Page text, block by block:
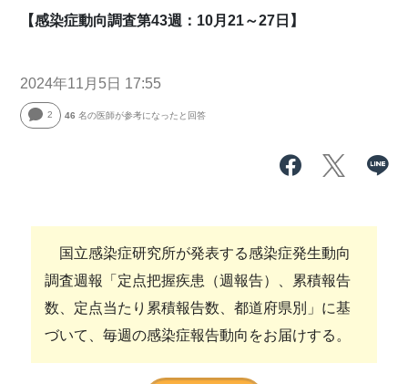
【感染症動向調査第43週：10月21～27日】
2024年11月5日 17:55
2 46 名の医師が参考になったと回答
国立感染症研究所が発表する感染症発生動向
調査週報「定点把握疾患（週報告）、累積報告
数、定点当たり累積報告数、都道府県別」に基
づいて、毎週の感染症報告動向をお届けする。